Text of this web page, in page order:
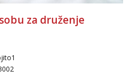
za druženje